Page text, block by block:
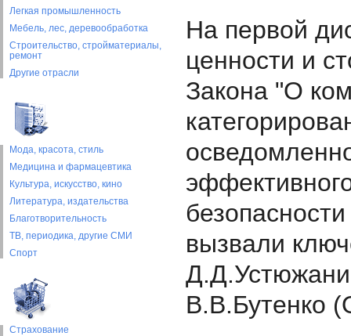
Легкая промышленность
Мебель, лес, деревообработка
Строительство, стройматериалы,
ремонт
Другие отрасли
Мода, красота, стиль
Медицина и фармацевтика
Культура, искусство, кино
Литература, издательства
Благотворительность
ТВ, периодика, другие СМИ
Спорт
Страхование
На первой
ценности и
Закона "О
вызвали
В.В.Бутенко